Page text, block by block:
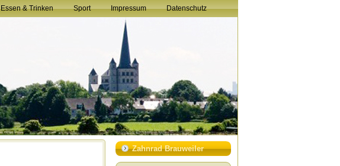
Essen & Trinken Sport Impressum Datenschutz
Zahnrad Brauweiler